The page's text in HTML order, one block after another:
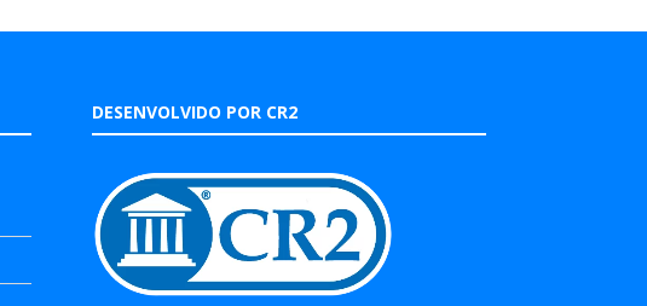
DESENVOLVIDO POR CR2